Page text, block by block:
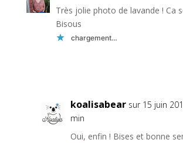
Très jolie photo de lavande ! Ca
Bisous
chargement…
koalisabear sur 15 juin
min
Oui, enfin ! Bises et bonne